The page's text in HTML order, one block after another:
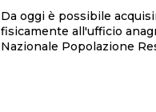
Da oggi è possibile
fisicamente all'ufficio